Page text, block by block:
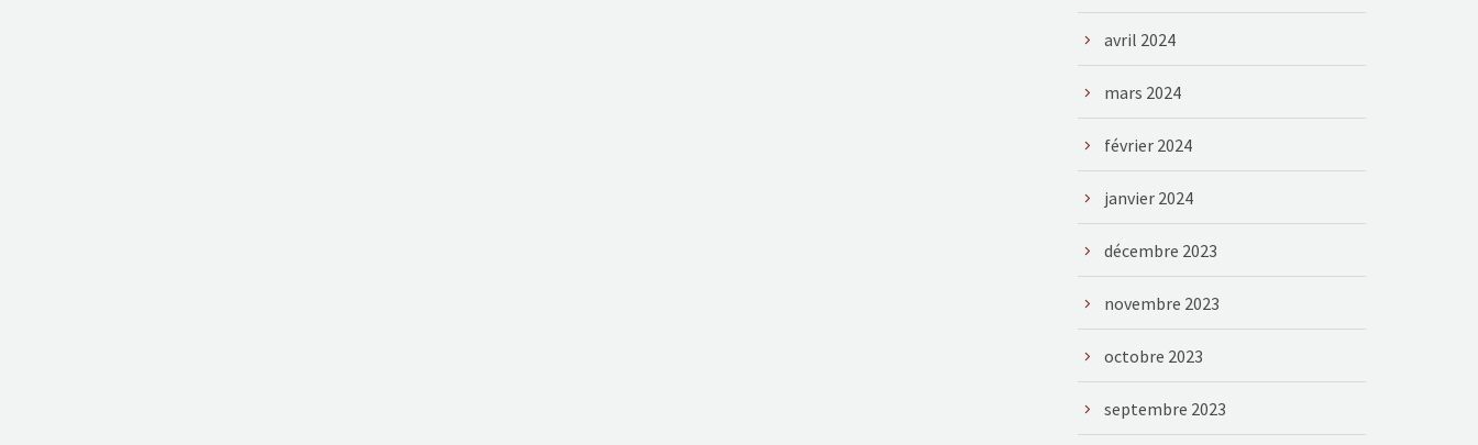
avril 2024
mars 2024
février 2024
janvier 2024
décembre 2023
novembre 2023
octobre 2023
septembre 2023